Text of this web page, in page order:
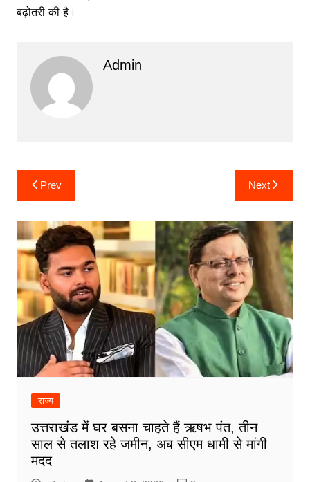
बढ़ोतरी की है।
Admin
Post
navigation
Prev Next
राज्य
उत्तराखंड में घर बसना चाहते हैं ऋषभ पंत, तीन
साल से तलाश रहे जमीन, अब सीएम धामी से मांगी
मदद